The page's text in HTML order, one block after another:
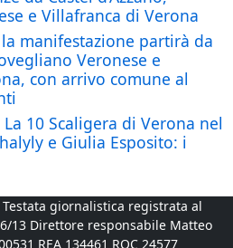
e Villafranca di Verona
manifestazione partirà da
Veronese e
con arrivo comune al
10 Scaligera di Verona nel
e Giulia Esposito: i
giornalistica registrata al
13 Direttore responsabile Matteo
REA 134461 ROC 24577